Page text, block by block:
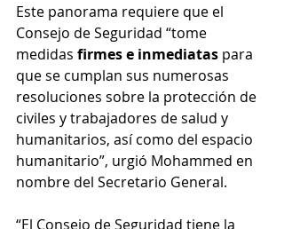
Este panorama requiere que el
Consejo de Seguridad “tome
medidas firmes e inmediatas para
que se cumplan sus numerosas
resoluciones sobre la protección de
civiles y trabajadores de salud y
humanitarios, así como del espacio
humanitario”, urgió Mohammed en
nombre del Secretario General.
“El Consejo de Seguridad tiene la